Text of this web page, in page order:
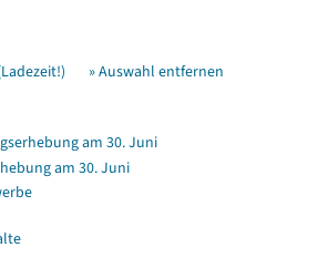
» Auswahl entfernen
am 30. Juni
am 30. Juni